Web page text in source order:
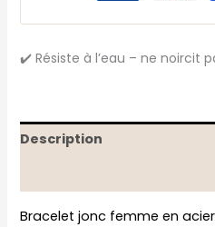
✔️ Résiste à l’eau – ne noircit
Description
Bracelet jonc femme en